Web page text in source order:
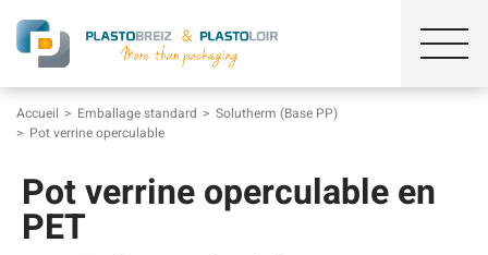
Accueil Emballage standard
Solutherm (Base PP)
Pot verrine operculable
Pot verrine operculable en
PET